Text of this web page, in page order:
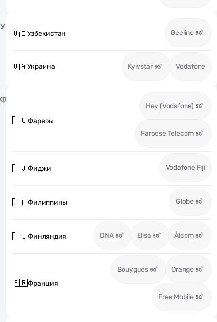
У
🇺🇿Узбекистан Beeline
🇺🇦Украина Kyivstar Vodafone
Ф
🇫🇴Фареры
Hey (Vodafone)
Faroese Telecom
🇫🇯Фиджи Vodafone Fiji
🇵🇭Филиппины Globe
🇫🇮Финляндия DNA Elisa Ålcom
🇫🇷Франция
Bouygues Orange
Free Mobile